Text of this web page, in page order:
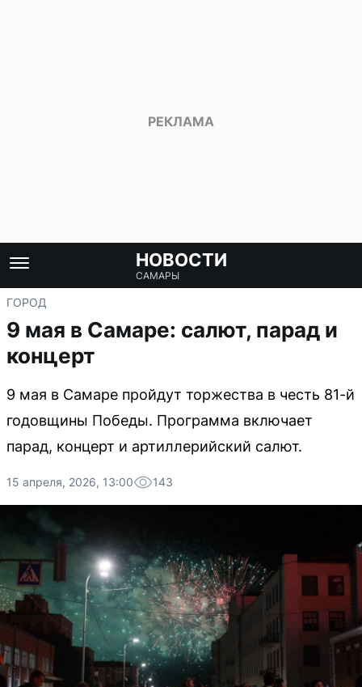
НОВОСТИ
САМАРЫ
ГОРОД
9 мая в Самаре: салют, парад и
концерт
9 мая в Самаре пройдут торжества в честь 81-й
годовщины Победы. Программа включает
парад, концерт и артиллерийский салют.
15 апреля, 2026, 13:00 143